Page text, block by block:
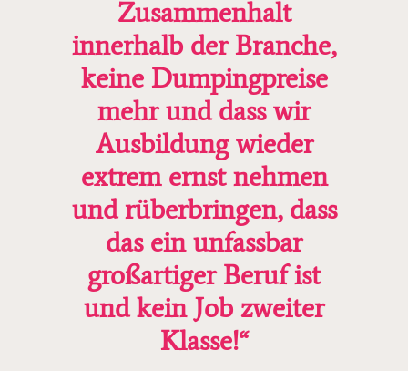
Zusammenhalt
innerhalb der Branche,
keine Dumpingpreise
mehr und dass wir
Ausbildung wieder
extrem ernst nehmen
und rüberbringen, dass
das ein unfassbar
großartiger Beruf ist
und kein Job zweiter
Klasse!“